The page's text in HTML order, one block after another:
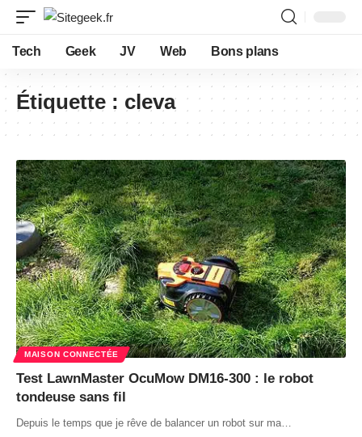
Tech Geek JV Web Bons plans
Étiquette : cleva
MAISON CONNECTÉE
Test LawnMaster OcuMow DM16-300 : le robot
tondeuse sans fil
Depuis le temps que je rêve de balancer un robot sur ma…